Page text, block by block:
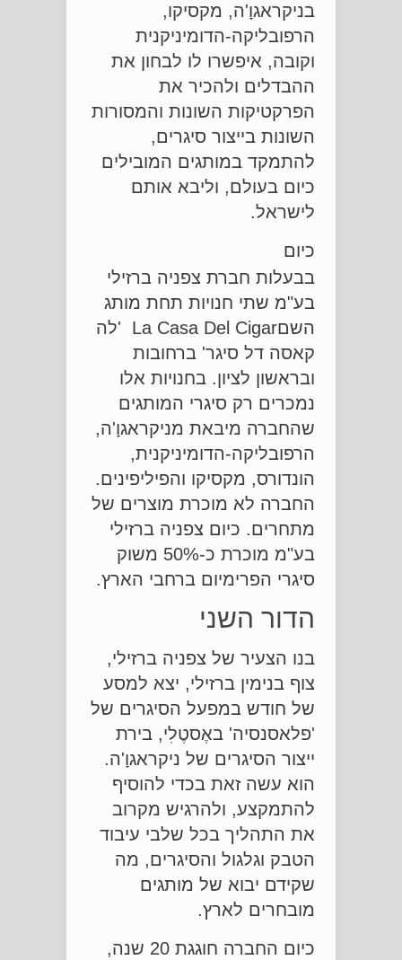
בניקראגוָ'ה, מקסיקו,
הרפובליקה-הדומיניקנית
וקובה, איפשרו לו לבחון את
ההבדלים ולהכיר את
הפרקטיקות השונות והמסורות
השונות בייצור סיגרים,
להתמקד במותגים המובילים
כיום בעולם, וליבא אותם
לישראל.
כיום
בבעלות חברת צפניה ברזילי
בע"מ שתי חנויות תחת מותג
השםLa Casa Del Cigar 'לה
קאסה דל סיגר' ברחובות
ובראשון לציון. בחנויות אלו
נמכרים רק סיגרי המותגים
שהחברה מיבאת מניקראגוָ'ה,
הרפובליקה-הדומיניקנית,
הונדורס, מקסיקו והפיליפינים.
החברה לא מוכרת מוצרים של
מתחרים. כיום צפניה ברזילי
בע"מ מוכרת כ-50% משוק
סיגרי הפרימיום ברחבי הארץ.
הדור השני
בנו הצעיר של צפניה ברזילי,
צוף בנימין ברזילי, יצא למסע
של חודש במפעל הסיגרים של
'פלאסנסיה' באֶסטֶלִי, בירת
ייצור הסיגרים של ניקראגוָ'ה.
הוא עשה זאת בכדי להוסיף
להתמקצע, ולהרגיש מקרוב
את התהליך בכל שלבי עיבוד
הטבק וגלגול והסיגרים, מה
שקידם יבוא של מותגים
מובחרים לארץ.
כיום החברה חוגגת 20 שנה,